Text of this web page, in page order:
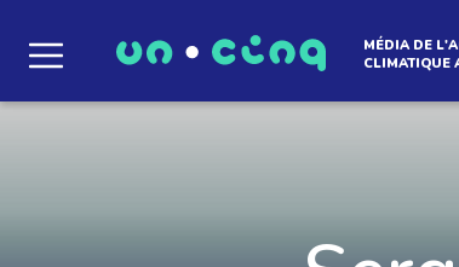
Le média
MÉDIA DE
CLIMATIQUE